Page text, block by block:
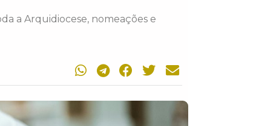
a Arquidiocese, nomeações e